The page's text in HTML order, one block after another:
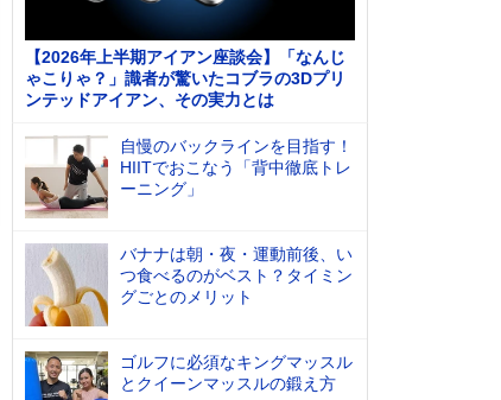
【2026年上半期アイアン座談会】「なんじ
ゃこりゃ？」識者が驚いたコブラの3Dプリ
ンテッドアイアン、その実力とは
自慢のバックラインを目指す！
HIITでおこなう「背中徹底トレ
ーニング」
バナナは朝・夜・運動前後、い
つ食べるのがベスト？タイミン
グごとのメリット
ゴルフに必須なキングマッスル
とクイーンマッスルの鍛え方